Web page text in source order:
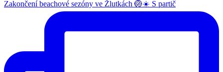
Zakončení beachové sezóny ve Žlutkách 🏐☀️ S partič